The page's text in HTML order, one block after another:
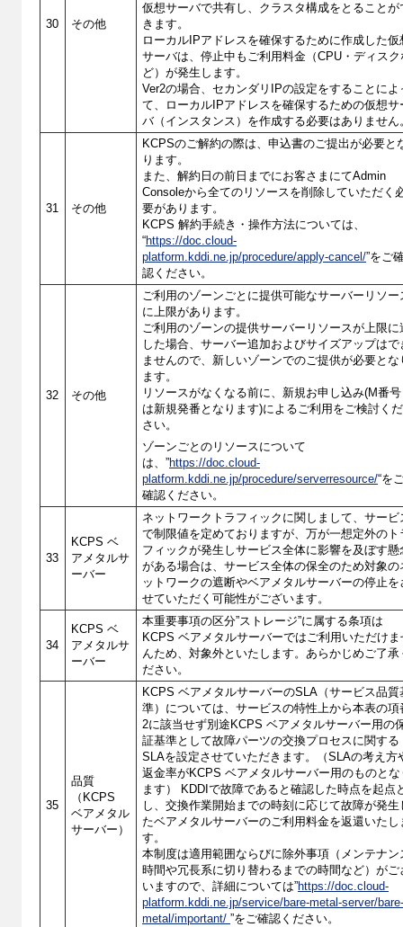
30 その他
仮想サーバで共有し、クラスタ構成をとることが
きます。
ローカルIPアドレスを確保するために作成した仮
サーバは、停止中もご利用料金（CPU・ディスク
ど）が発生します。
Ver2の場合、セカンダリIPの設定をすることによ
て、ローカルIPアドレスを確保するための仮想サ
バ（インスタンス）を作成する必要はありません
31 その他
KCPSのご解約の際は、申込書のご提出が必要と
ります。
また、解約日の前日までにお客さまにてAdmin
Consoleから全てのリソースを削除していただく
要があります。
KCPS 解約手続き・操作方法については、
“https://doc.cloud-
platform.kddi.ne.jp/procedure/apply-cancel/”をご
認ください。
32 その他
ご利用のゾーンごとに提供可能なサーバーリソー
に上限があります。
ご利用のゾーンの提供サーバーリソースが上限に
した場合、サーバー追加およびサイズアップはで
ませんので、新しいゾーンでのご提供が必要とな
ます。
リソースがなくなる前に、新規お申し込み(M番号
は新規発番となります)によるご利用をご検討くだ
さい。
ゾーンごとのリソースについて
は、”https://doc.cloud-
platform.kddi.ne.jp/procedure/serverresource/“を
確認ください。
33
KCPS ベ
アメタルサ
ーバー
ネットワークトラフィックに関しまして、サービ
で制限値を定めておりますが、万が一想定外のト
フィックが発生しサービス全体に影響を及ぼす懸
がある場合は、サービス全体の保全のため対象の
ットワークの遮断やベアメタルサーバーの停止を
せていただく可能性がございます。
34
KCPS ベ
アメタルサ
ーバー
本重要事項の区分”ストレージ”に属する条項は
KCPS ベアメタルサーバーではご利用いただけま
んため、対象外といたします。あらかじめご了承
ださい。
35
品質
（KCPS
ベアメタル
サーバー）
KCPS ベアメタルサーバーのSLA（サービス品質
準）については、サービスの特性上から本表の項
2に該当せず別途KCPS ベアメタルサーバー用の
証基準として故障パーツの交換プロセスに関する
SLAを設定させていただきます。（SLAの考え方
返金率がKCPS ベアメタルサーバー用のものとな
ます） KDDIで故障であると確認した時点を起点
し、交換作業開始までの時刻に応じて故障が発生
たベアメタルサーバーのご利用料金を返還いたし
す。
本制度は適用範囲ならびに除外事項（メンテナン
時間や冗長系に切り替わるまでの時間など）がご
いますので、詳細については”https://doc.cloud-
platform.kddi.ne.jp/service/bare-metal-server/
metal/important/”をご確認ください。